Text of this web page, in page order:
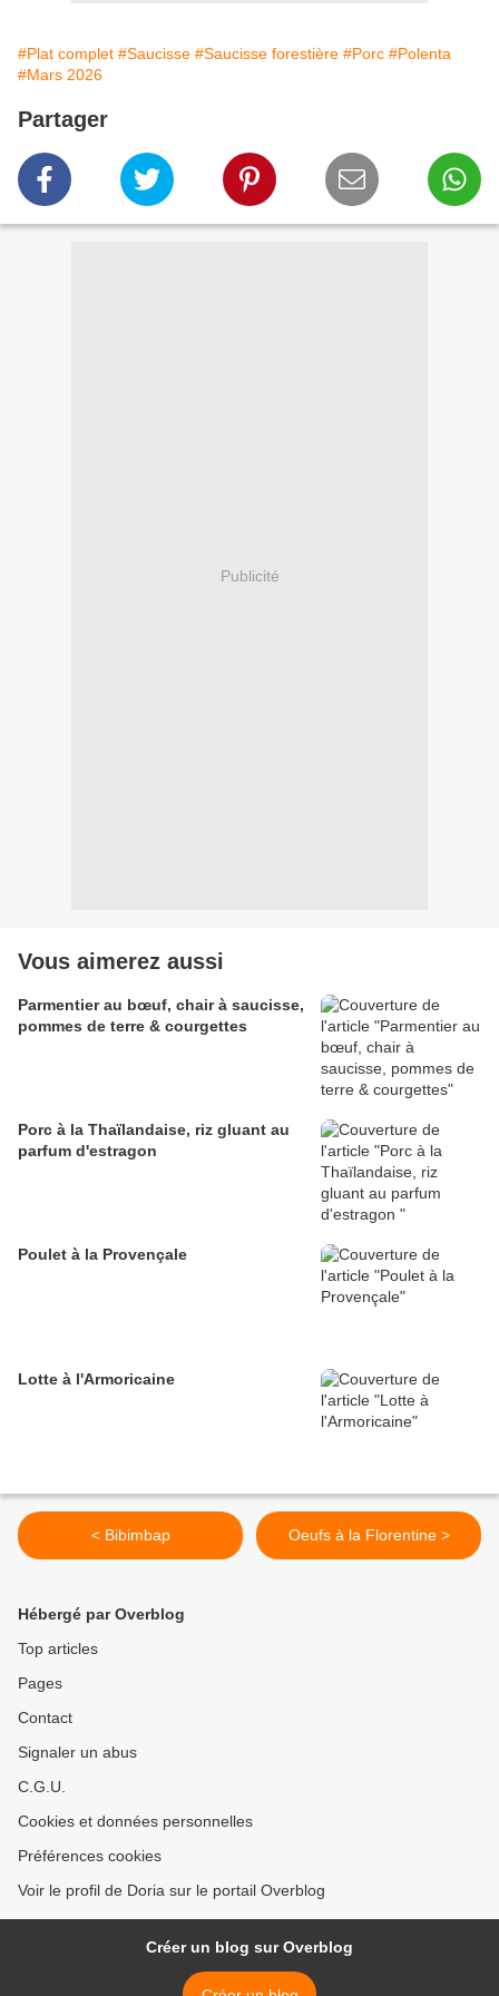
#Plat complet #Saucisse #Saucisse forestière #Porc #Polenta
#Mars 2026
Partager
Publicité
Vous aimerez aussi
Parmentier au bœuf, chair à saucisse,
pommes de terre & courgettes
Porc à la Thaïlandaise, riz gluant au
parfum d'estragon
Poulet à la Provençale
Lotte à l'Armoricaine
< Bibimbap Oeufs à la Florentine >
Hébergé par Overblog
Top articles
Pages
Contact
Signaler un abus
C.G.U.
Cookies et données personnelles
Préférences cookies
Voir le profil de Doria sur le portail Overblog
Créer un blog sur Overblog